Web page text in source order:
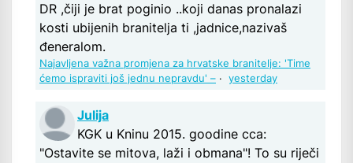
DR ,čiji je brat poginio ..koji danas pronalazi
kosti ubijenih branitelja ti ,jadnice,nazivaš
đeneralom.
Najavljena važna promjena za hrvatske branitelje: 'Time
ćemo ispraviti još jednu nepravdu' – · yesterday
Julija
KGK u Kninu 2015. goodine cca:
"Ostavite se mitova, laži i obmana"! To su riječi